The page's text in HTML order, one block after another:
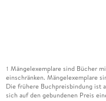
1 Mängelexemplare sind Bücher
einschränken. Mängelexemplare
Die frühere Buchpreisbindung ist
sich auf den gebundenen Preis